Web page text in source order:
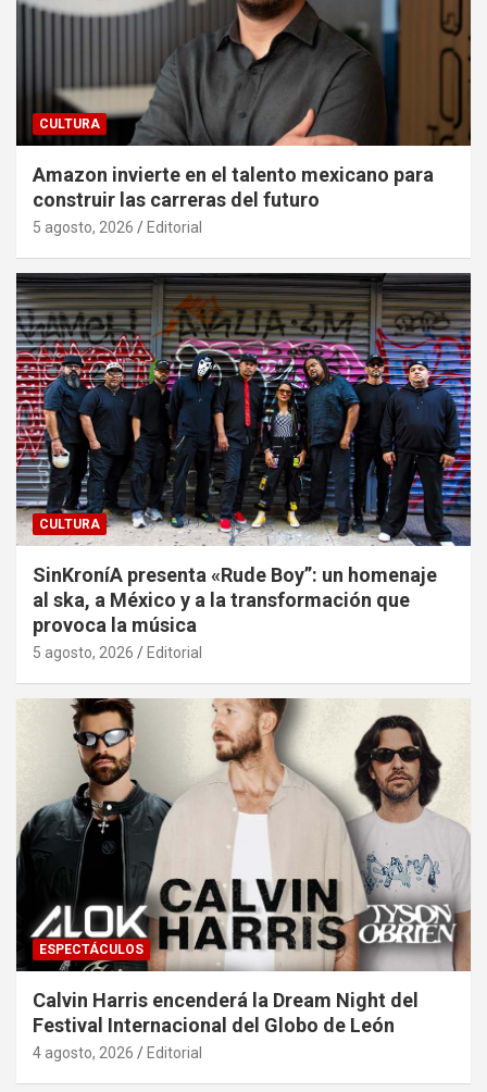
CULTURA
Amazon invierte en el talento mexicano para
construir las carreras del futuro
5 agosto, 2026 Editorial
CULTURA
SinKroníA presenta «Rude Boy”: un homenaje
al ska, a México y a la transformación que
provoca la música
5 agosto, 2026 Editorial
ESPECTÁCULOS
Calvin Harris encenderá la Dream Night del
Festival Internacional del Globo de León
4 agosto, 2026 Editorial